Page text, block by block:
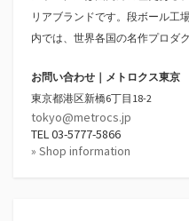
リアブランドです。段ボール工
内では、世界各国の名作プロダ
お問い合わせ｜メトロクス東京
東京都港区新橋6丁目18-2
tokyo@metrocs.jp
TEL 03-5777-5866
» Shop information